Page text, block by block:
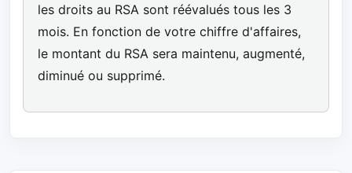
les droits au RSA sont réévalués tous les 3
mois. En fonction de votre chiffre d'affaires,
le montant du RSA sera maintenu, augmenté,
diminué ou supprimé.